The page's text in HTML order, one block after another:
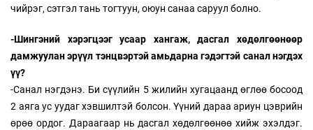
чийрэг, сэтгэл тань тогтуун, оюун санаа саруул болно.
-Шингэний хэрэгцээг усаар хангаж, дасгал хөдөлгөөнөөр
дамжуулан эрүүл тэнцвэртэй амьдарна гэдэгтэй санал нэгдэх
үү?
-Санал нэгдэнэ. Би сүүлийн 5 жилийн хугацаанд өглөө босоод
2 аяга ус уудаг хэвшилтэй болсон. Үүний дараа ариун цэврийн
өрөө ордог. Дараагаар нь дасгал хөдөлгөөнөө хийж эхэлдэг.